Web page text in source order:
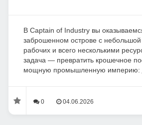
В Captain of Industry вы
заброшенном острове с
рабочих и всего несколькими
задача — превратить крошечное
мощную промышленную империю:
0 04.06.2026